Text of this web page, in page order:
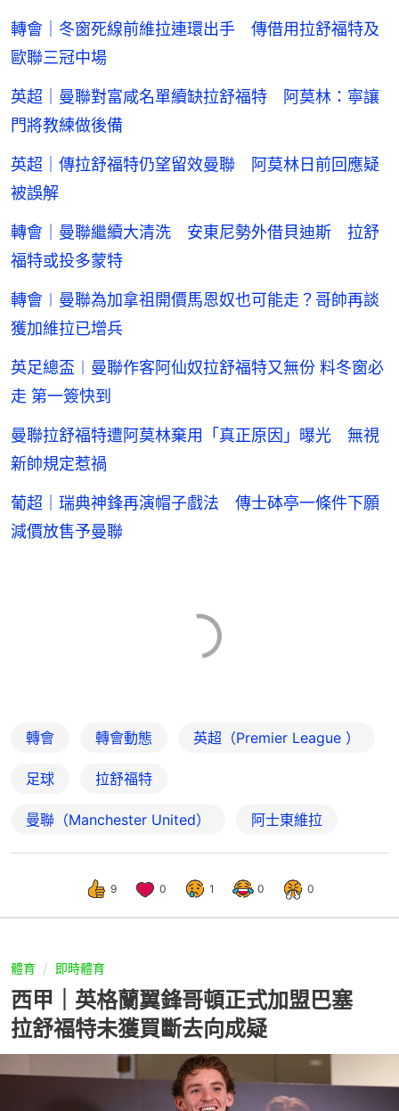
轉會｜冬窗死線前維拉連環出手 傳借用拉舒福特及
歐聯三冠中場
英超｜曼聯對富咸名單續缺拉舒福特 阿莫林：寧讓
門將教練做後備
英超｜傳拉舒福特仍望留效曼聯 阿莫林日前回應疑
被誤解
轉會｜曼聯繼續大清洗 安東尼勢外借貝迪斯 拉舒
福特或投多蒙特
轉會︱曼聯為加拿祖開價馬恩奴也可能走？哥帥再談
獲加維拉已增兵
英足總盃︱曼聯作客阿仙奴拉舒福特又無份 料冬窗必
走 第一簽快到
曼聯拉舒福特遭阿莫林棄用「真正原因」曝光 無視
新帥規定惹禍
葡超｜瑞典神鋒再演帽子戲法 傳士砵亭一條件下願
減價放售予曼聯
轉會 轉會動態 英超（Premier League ）
足球 拉舒福特
曼聯（Manchester United） 阿士東維拉
9 0 1 0 0
體育 即時體育
西甲｜英格蘭翼鋒哥頓正式加盟巴塞
拉舒福特未獲買斷去向成疑